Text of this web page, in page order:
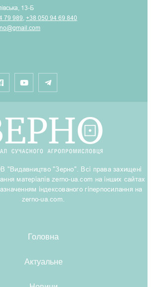
13-Б
79 989, +38 050 94 69 840
"Видавництво "Зерно". Всі права захищені
матеріалів zerno-ua.com на інших сайтах
індексованого гіперпосилання на
zerno-ua.com.
Головна
Актуальне